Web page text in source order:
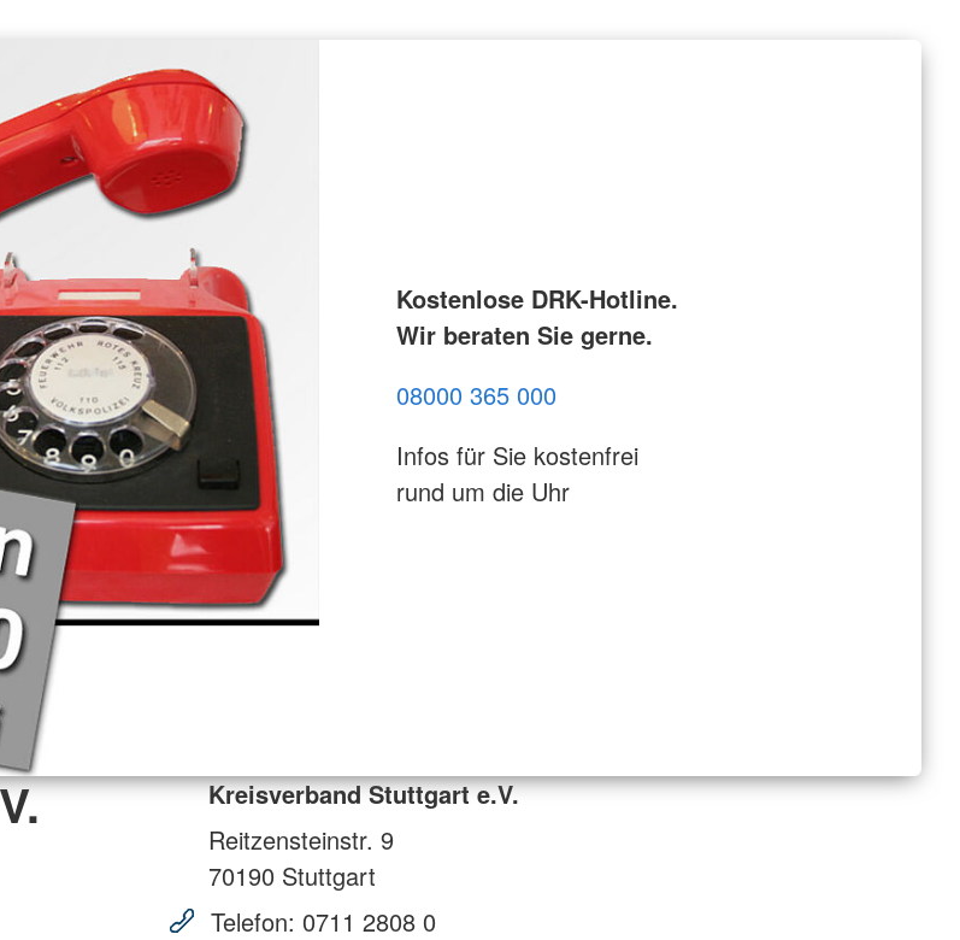
Kostenlose DRK-Hotline.
Wir beraten Sie gerne.
08000 365 000
Infos für Sie kostenfrei
rund um die Uhr
Kreisverband Stuttgart e.V.
Reitzensteinstr. 9
70190 Stuttgart
Telefon: 0711 2808 0